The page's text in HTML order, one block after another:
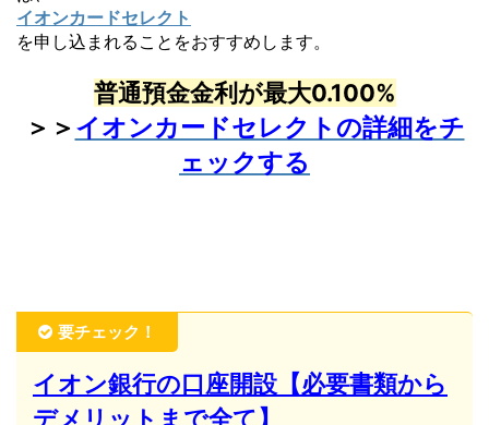
イオンカードセレクト
を申し込まれることをおすすめします。
普通預金金利が最大0.100%
＞＞ イオンカードセレクトの詳細をチ
ェックする
要チェック！
イオン銀行の口座開設【必要書類から
デメリットまで全て】